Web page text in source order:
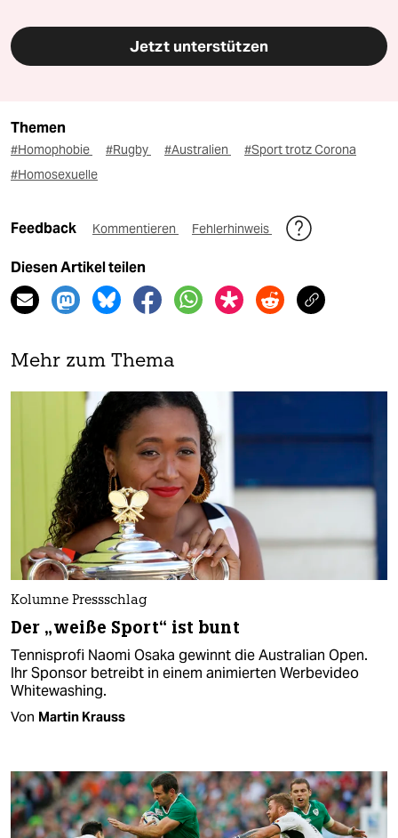
Jetzt unterstützen
Themen
#Homophobie #Rugby #Australien
#Sport trotz Corona
#Homosexuelle
Feedback Kommentieren Fehlerhinweis
Diesen Artikel teilen
Mehr zum Thema
Kolumne Pressschlag
Der „weiße Sport“ ist bunt
Tennisprofi Naomi Osaka gewinnt die Australian Open.
Ihr Sponsor betreibt in einem animierten Werbevideo
Whitewashing.
Von Martin Krauss